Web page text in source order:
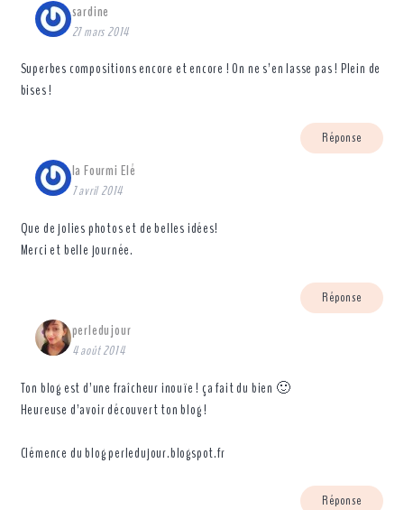
sardine
27 mars 2014
Superbes compositions encore et encore ! On ne s’en lasse pas ! Plein de
bises !
Réponse
la Fourmi Elé
7 avril 2014
Que de jolies photos et de belles idées!
Merci et belle journée.
Réponse
perledujour
4 août 2014
Ton blog est d’une fraîcheur inouïe ! ça fait du bien 🙂
Heureuse d’avoir découvert ton blog !
Clémence du blog perledujour.blogspot.fr
Réponse